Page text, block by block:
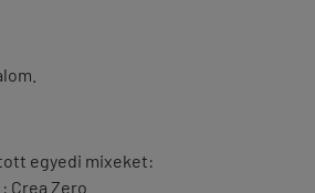
egyedi mixeket:
Crea Zero